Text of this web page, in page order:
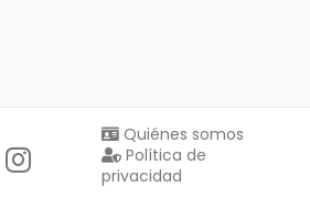
Quiénes somos
Política de
privacidad